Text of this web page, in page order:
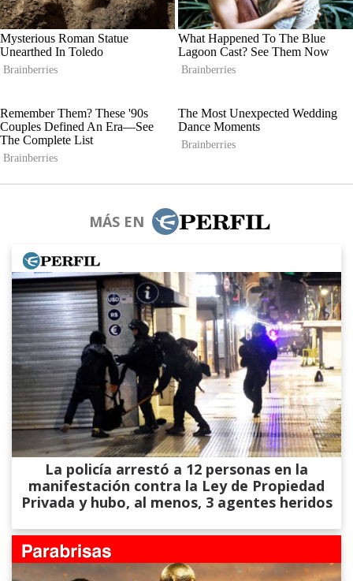
MÁS EN
La policía arrestó a 12 personas en la
manifestación contra la Ley de Propiedad
Privada y hubo, al menos, 3 agentes heridos